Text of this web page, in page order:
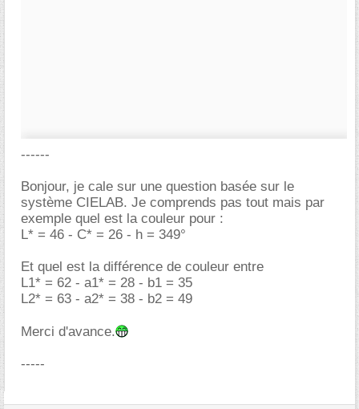
------
Bonjour, je cale sur une question basée sur le
système CIELAB. Je comprends pas tout mais par
exemple quel est la couleur pour :
L* = 46 - C* = 26 - h = 349°
Et quel est la différence de couleur entre
L1* = 62 - a1* = 28 - b1 = 35
L2* = 63 - a2* = 38 - b2 = 49
Merci d'avance.
-----